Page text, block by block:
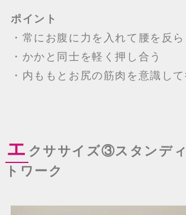
ポイント
・常にお腹に力を入れて腰を反
・かかと同士を軽く押し合う
・内ももとお尻の筋肉を意識して
エ クササイズ③スタンデ
トワーク